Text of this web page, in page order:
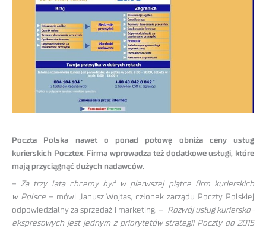
Poczta Polska nawet o ponad połowę obniża ceny usług
kurierskich Pocztex. Firma wprowadza też dodatkowe usługi, które
mają przyciągnąć dużych nadawców.
– Za trzy lata chcemy być w pierwszej piątce firm kurierskich
w Polsce– mówi Janusz Wojtas, członek zarządu Poczty Polskiej
odpowiedzialny za sprzedaż i marketing. –
Rozwój usług kuriersko-
ekspresowych jest jednym z priorytetów strategii Poczty do 2015